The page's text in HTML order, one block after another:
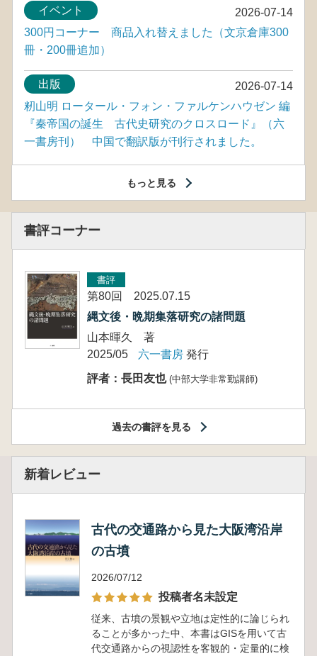
2026-07-14
イベント
300円コーナー 商品入れ替えました（文京倉庫300
冊・200冊追加）
2026-07-14
出版
籾山明 ロータール・フォン・ファルケンハウゼン 編
『秦帝国の誕生 古代史研究のクロスロード』（六
一書房刊） 中国で翻訳版が刊行されました。
もっと見る
書評コーナー
書評
第80回 2025.07.15
縄文後・晩期集落研究の諸問題
山本暉久 著
2025/05
六一書房 発行
評者：長田友也 (中部大学非常勤講師)
過去の書評を見る
新着レビュー
古代の交通路から見た大阪湾沿岸
の古墳
2026/07/12
投稿者名未設定
従来、古墳の景観や立地は定性的に論じられ
ることが多かった中、本書はGISを用いて古
代交通路からの視認性を客観的・定量的に検